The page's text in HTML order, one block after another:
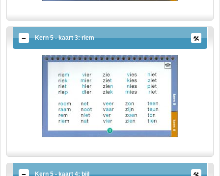
Kern 5 - kaart 3: riem
Kern 5 - kaart 4: bijl